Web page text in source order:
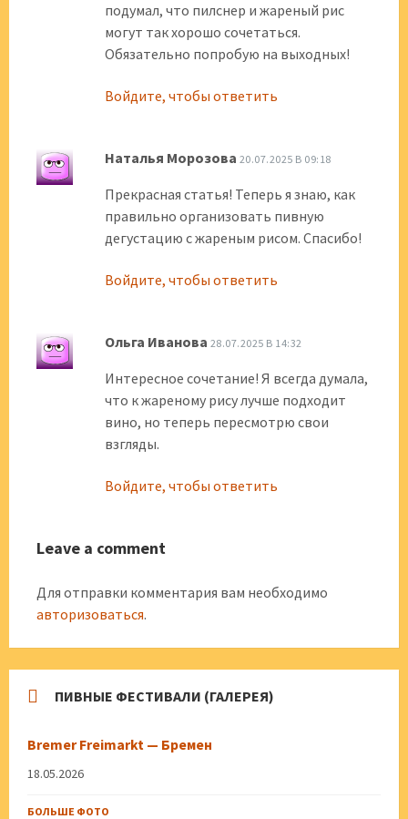
подумал, что пилснер и жареный рис
могут так хорошо сочетаться.
Обязательно попробую на выходных!
Войдите, чтобы ответить
Наталья Морозова 20.07.2025 В 09:18
Прекрасная статья! Теперь я знаю, как
правильно организовать пивную
дегустацию с жареным рисом. Спасибо!
Войдите, чтобы ответить
Ольга Иванова 28.07.2025 В 14:32
Интересное сочетание! Я всегда думала,
что к жареному рису лучше подходит
вино, но теперь пересмотрю свои
взгляды.
Войдите, чтобы ответить
Leave a comment
Для отправки комментария вам необходимо
авторизоваться.
ПИВНЫЕ ФЕСТИВАЛИ (ГАЛЕРЕЯ)
Bremer Freimarkt — Бремен
18.05.2026
БОЛЬШЕ ФОТО